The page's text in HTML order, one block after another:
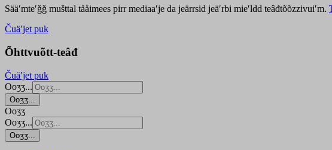
Sääʹmteʹǧǧ mušttal tååimees pirr mediaaʹje da jeärrsid jeäʹrbi mieʹldd teâđtõõzzivuiʹm.
Čuäʹjet puk
Õhttvuõtt-teâđ
Čuäʹjet puk
Ooʒʒ...
Ooʒʒ...
Ooʒʒ
Ooʒʒ...
Ooʒʒ...